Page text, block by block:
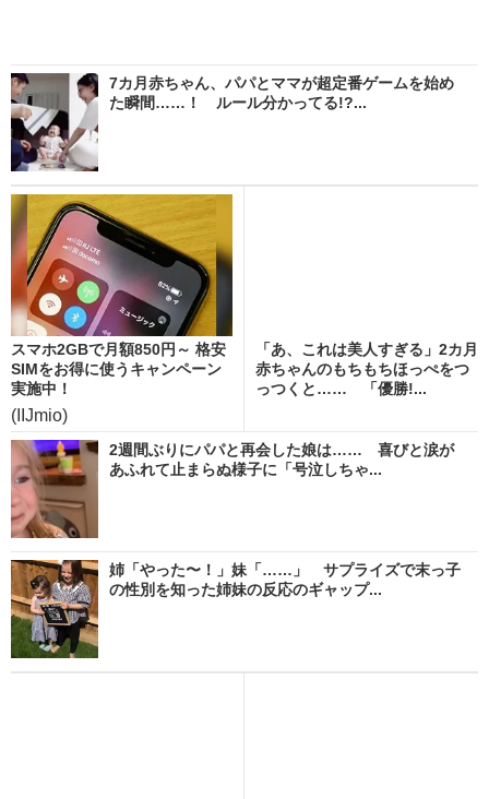
7カ月赤ちゃん、パパとママが超定番ゲームを始め
た瞬間……！ ルール分かってる!?...
スマホ2GBで月額850円～ 格安
SIMをお得に使うキャンペーン
実施中！
(IIJmio)
「あ、これは美人すぎる」2カ月
赤ちゃんのもちもちほっぺをつ
っつくと…… 「優勝!...
2週間ぶりにパパと再会した娘は…… 喜びと涙が
あふれて止まらぬ様子に「号泣しちゃ...
姉「やった〜！」妹「……」 サプライズで末っ子
の性別を知った姉妹の反応のギャップ...